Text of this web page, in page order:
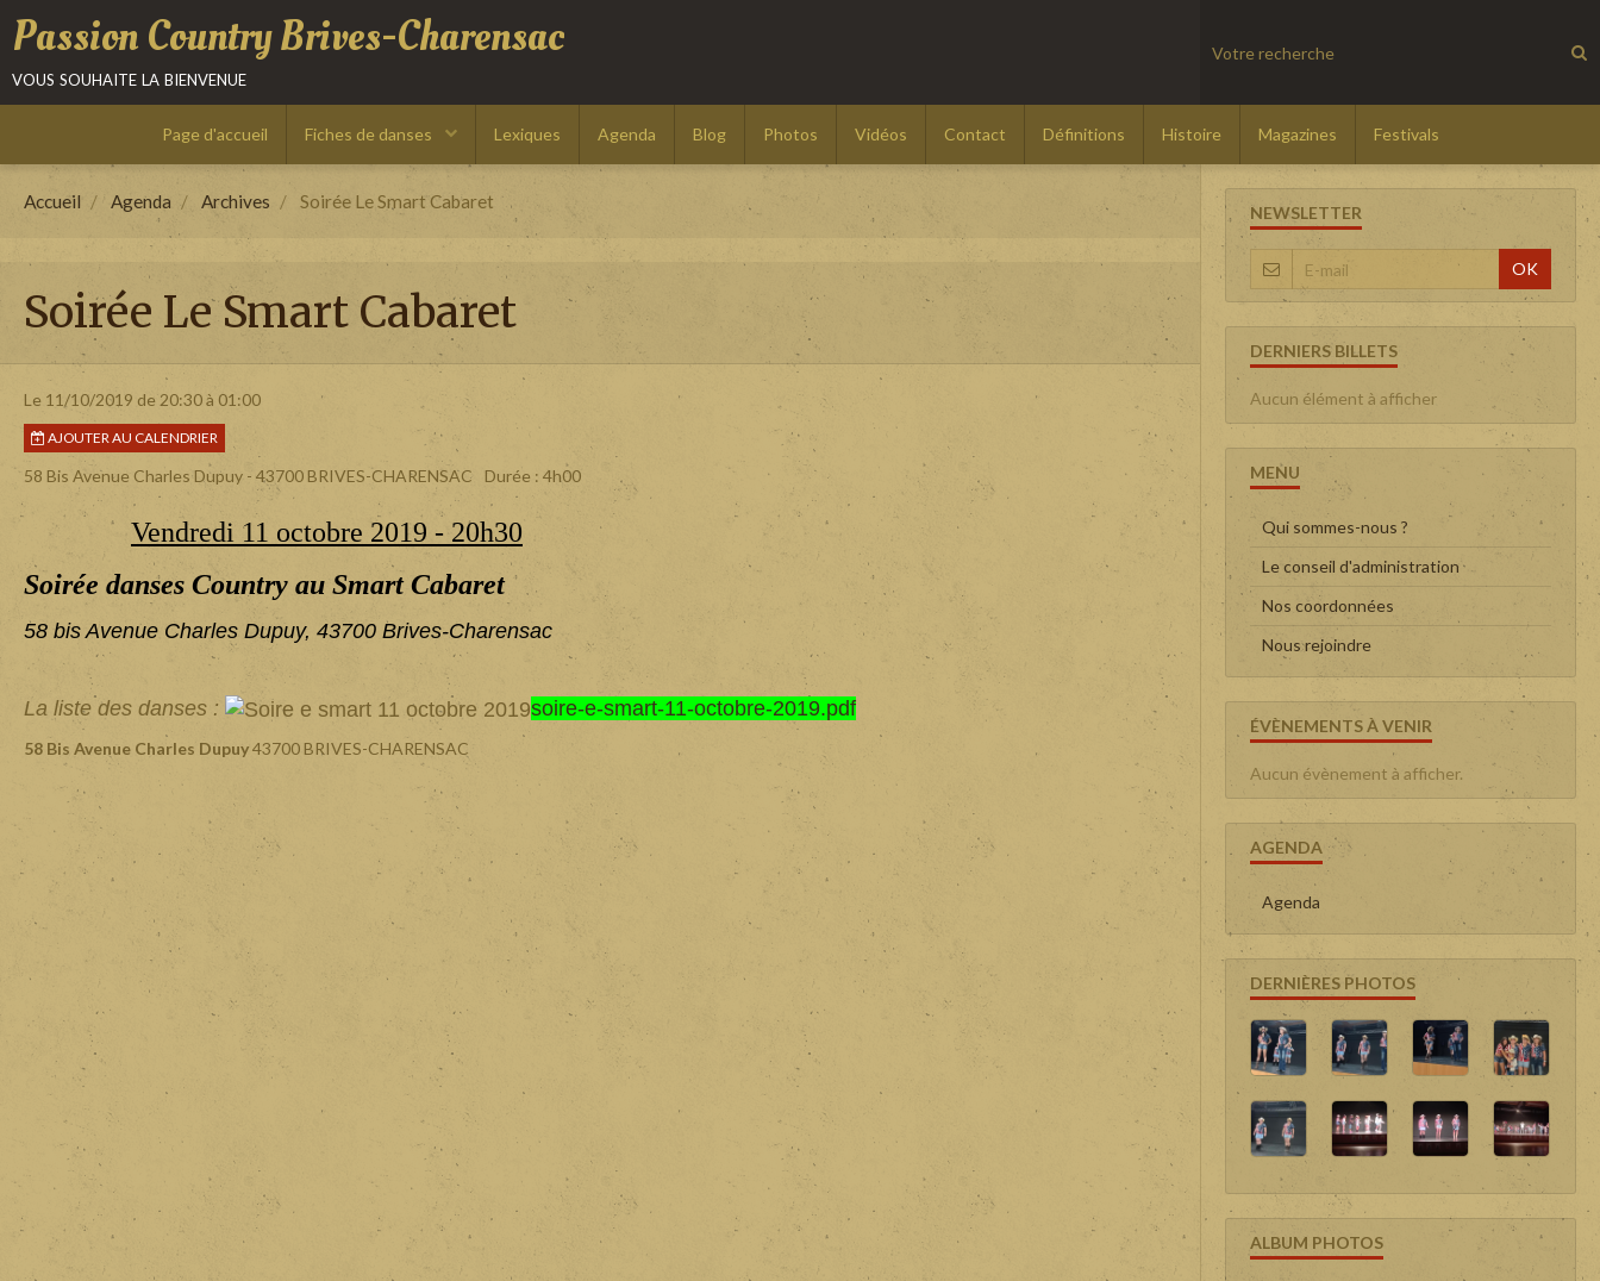
Passion Country Brives-Charensac
vous souhaite la bienvenue
Page d'accueil Fiches de danses Lexiques Agenda Blog Photos Vidéos Contact Définitions Histoire Magazines Festivals
Accueil Agenda Archives Soirée Le Smart Cabaret
Soirée Le Smart Cabaret
Le 11/10/2019 de 20:30à 01:00
AJOUTER AU CALENDRIER
58 Bis Avenue Charles Dupuy - 43700 BRIVES-CHARENSAC Durée : 4h00
Vendredi 11 octobre 2019 - 20h30
Soirée danses Country au Smart Cabaret
58 bis Avenue Charles Dupuy, 43700 Brives-Charensac
La liste des danses : soire-e-smart-11-octobre-2019.pdf
58 Bis Avenue Charles Dupuy43700 BRIVES-CHARENSAC
NEWSLETTER
OK
DERNIERS BILLETS
Aucun élément à afficher
MENU
Qui sommes-nous ?
Le conseil d'administration
Nos coordonnées
Nous rejoindre
ÉVÈNEMENTS À VENIR
Aucun évènement à afficher.
AGENDA
Agenda
DERNIÈRES PHOTOS
ALBUM PHOTOS